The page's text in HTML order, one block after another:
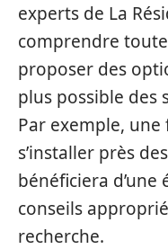
experts de La
comprendre
proposer des
plus possible des
Par exemple,
s’installer près
bénéficiera
conseils
recherche.